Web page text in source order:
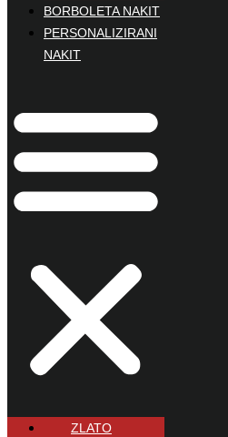
BORBOLETA NAKIT
PERSONALIZIRANI
NAKIT
ZLATO